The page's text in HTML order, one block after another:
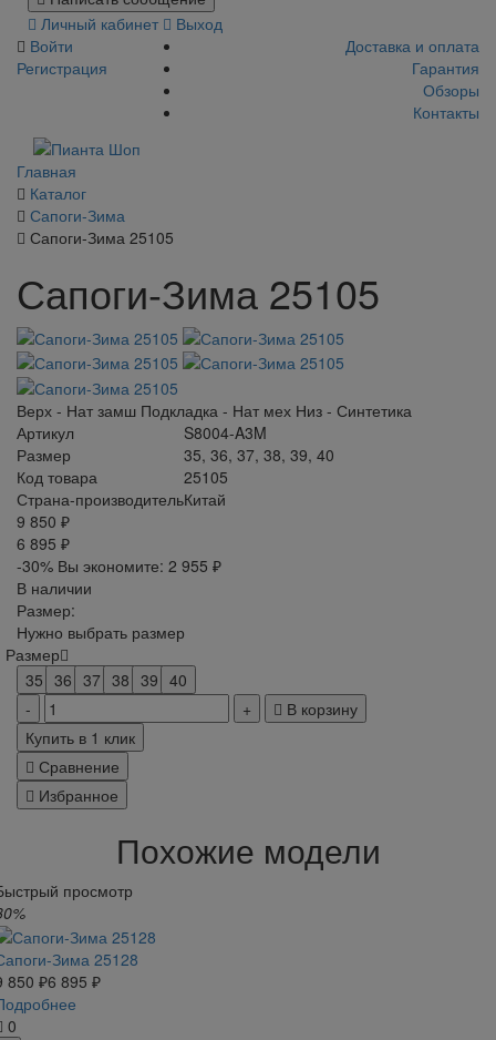
Личный кабинет
Выход
Войти
Регистрация
Доставка и оплата
Гарантия
Обзоры
Контакты
Главная
Каталог
Сапоги-Зима
Сапоги-Зима 25105
Сапоги-Зима 25105
Верх - Нат замш Подкладка - Нат мех Низ - Синтетика
Артикул
S8004-A3M
Размер
35, 36, 37, 38, 39, 40
Код товара
25105
Страна-производительКитай
9 850 ₽
6 895 ₽
-30% Вы экономите: 2 955 ₽
В наличии
Размер:
Нужно выбрать размер
Размер
35 36 37 38 39 40
В корзину
Купить в 1 клик
Сравнение
Избранное
Похожие модели
просмотр
Зима 25128
850 ₽6 895 ₽
0